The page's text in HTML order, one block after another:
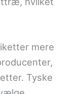
mere
Tyske